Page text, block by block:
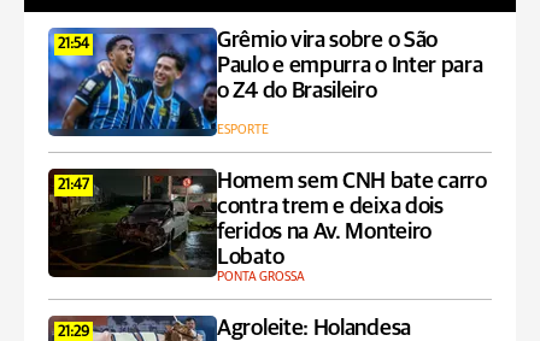
21:54
Grêmio vira sobre o São
Paulo e empurra o Inter para
o Z4 do Brasileiro
ESPORTE
21:47
Homem sem CNH bate carro
contra trem e deixa dois
feridos na Av. Monteiro
Lobato
PONTA GROSSA
21:29
Agroleite: Holandesa